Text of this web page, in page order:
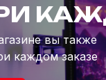
вы также
каждом заказе